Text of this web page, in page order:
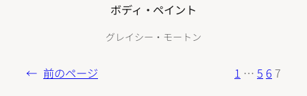
ボディ・ペイント
グレイシー・モートン
← 前のページ 1 … 5 6 7